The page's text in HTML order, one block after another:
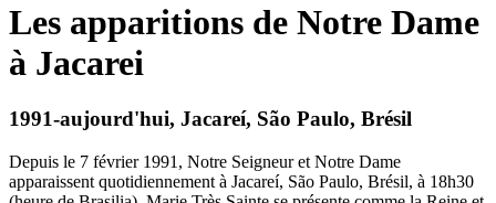
Les apparitions de Notre Dame
à Jacarei
1991-aujourd'hui, Jacareí, São Paulo, Brésil
Depuis le 7 février 1991, Notre Seigneur et Notre Dame
apparaissent quotidiennement à Jacareí, São Paulo, Brésil, à 18h30